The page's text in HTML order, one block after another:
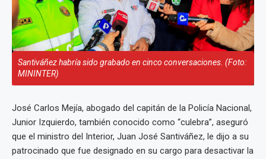
Santiváñez habría sido grabado en cinco conversaciones. (Foto:
MININTER)
José Carlos Mejía, abogado del capitán de la Policía Nacional,
Junior Izquierdo, también conocido como “culebra”, aseguró
que el ministro del Interior, Juan José Santiváñez, le dijo a su
patrocinado que fue designado en su cargo para desactivar la